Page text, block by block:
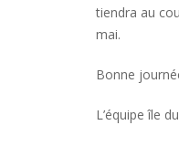
tiendra au
mai.
Bonne
L’équipe île